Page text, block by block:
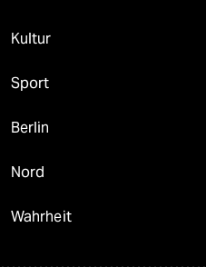
Kultur
Sport
Berlin
Nord
Wahrheit